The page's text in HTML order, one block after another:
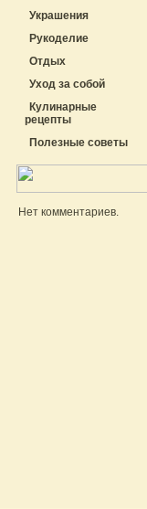
Украшения
Рукоделие
Отдых
Уход за собой
Кулинарные
рецепты
Полезные советы
Нет комментариев.